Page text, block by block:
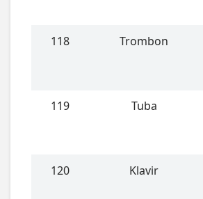
118 Trombon
119 Tuba
120 Klavir